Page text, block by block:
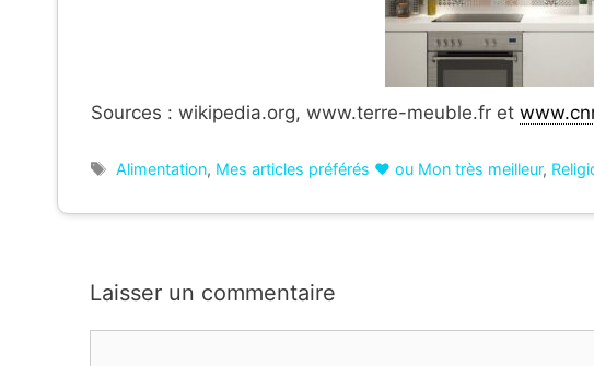
Sources : wikipedia.org, www.terre-meuble.fr et
Étiquettes
Alimentation, Mes articles préférés ❤ ou Mon très meilleur,
Laisser un commentaire